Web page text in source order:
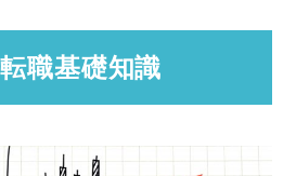
職基礎知識